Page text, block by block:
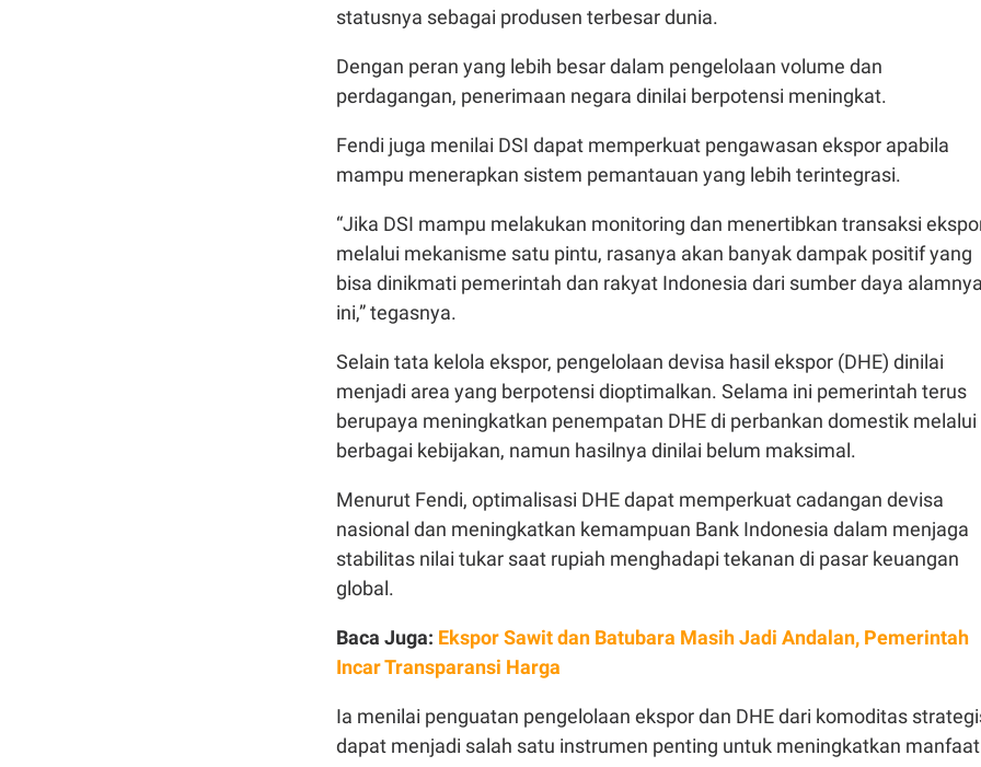
statusnya sebagai produsen terbesar dunia.
Dengan peran yang lebih besar dalam pengelolaan volume dan
perdagangan, penerimaan negara dinilai berpotensi meningkat.
Fendi juga menilai DSI dapat memperkuat pengawasan ekspor apabila
mampu menerapkan sistem pemantauan yang lebih terintegrasi.
“Jika DSI mampu melakukan monitoring dan menertibkan transaksi
melalui mekanisme satu pintu, rasanya akan banyak dampak positif yang
bisa dinikmati pemerintah dan rakyat Indonesia dari sumber daya
ini,” tegasnya.
Selain tata kelola ekspor, pengelolaan devisa hasil ekspor (DHE) dinilai
menjadi area yang berpotensi dioptimalkan. Selama ini pemerintah terus
berupaya meningkatkan penempatan DHE di perbankan domestik melalui
berbagai kebijakan, namun hasilnya dinilai belum maksimal.
Menurut Fendi, optimalisasi DHE dapat memperkuat cadangan devisa
nasional dan meningkatkan kemampuan Bank Indonesia dalam menjaga
stabilitas nilai tukar saat rupiah menghadapi tekanan di pasar keuangan
global.
Baca Juga: Ekspor Sawit dan Batubara Masih Jadi Andalan, Pemerintah
Incar Transparansi Harga
Ia menilai penguatan pengelolaan ekspor dan DHE dari komoditas
dapat menjadi salah satu instrumen penting untuk meningkatkan manfaat